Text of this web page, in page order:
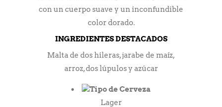
con un cuerpo suave y un inconfundible
color dorado.
INGREDIENTES DESTACADOS
Malta de dos hileras, jarabe de maíz,
arroz, dos lúpulos y azúcar
Tipo de Cerveza
Lager